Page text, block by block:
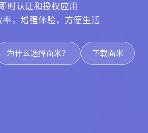
即时认证和授权应用
率，增强体验，方便生活
为什么选择面米？ 下载面米